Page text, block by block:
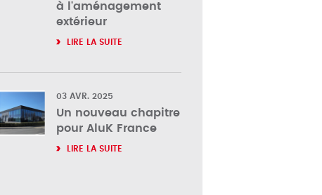
à l'aménagement
extérieur
LIRE LA SUITE
03 AVR. 2025
Un nouveau chapitre
pour AluK France
LIRE LA SUITE